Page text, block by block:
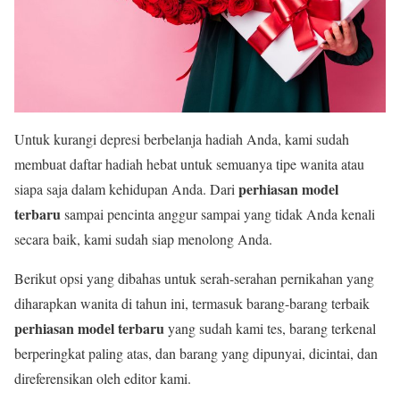
Untuk kurangi depresi berbelanja hadiah Anda, kami sudah
membuat daftar hadiah hebat untuk semuanya tipe wanita atau
siapa saja dalam kehidupan Anda. Dariperhiasan model
terbarusampai pencinta anggur sampai yang tidak Anda kenali
secara baik, kami sudah siap menolong Anda.
Berikut opsi yang dibahas untuk serah-serahan pernikahan yang
diharapkan wanita di tahun ini, termasuk barang-barang terbaik
perhiasan model terbaruyang sudah kami tes, barang terkenal
berperingkat paling atas, dan barang yang dipunyai, dicintai, dan
direferensikan oleh editor kami.